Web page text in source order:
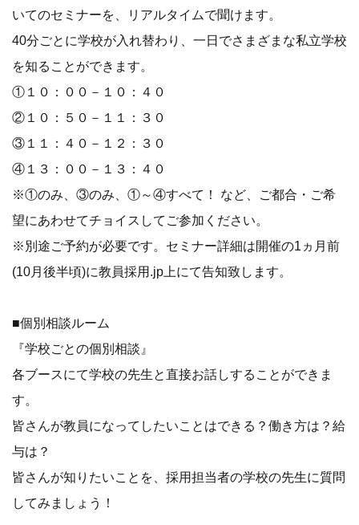
いてのセミナーを、リアルタイムで聞けます。
40分ごとに学校が入れ替わり、一日でさまざまな私立学校
を知ることができます。
①１０：００－１０：４０
②１０：５０－１１：３０
③１１：４０－１２：３０
④１３：００－１３：４０
※①のみ、③のみ、①～④すべて！ など、ご都合・ご希
望にあわせてチョイスしてご参加ください。
※別途ご予約が必要です。セミナー詳細は開催の1ヵ月前
(10月後半頃)に教員採用.jp上にて告知致します。
■個別相談ルーム
『学校ごとの個別相談』
各ブースにて学校の先生と直接お話しすることができま
す。
皆さんが教員になってしたいことはできる？働き方は？給
与は？
皆さんが知りたいことを、採用担当者の学校の先生に質問
してみましょう！